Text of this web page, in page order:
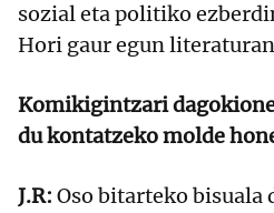
sozial eta politiko
Hori gaur egun
Komikigintzari
du kontatzeko molde
J.R: Oso bitarteko bisuala